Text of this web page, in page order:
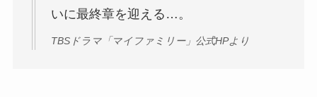
いに最終章を迎える…。
TBSドラマ「マイファミリー」公式HPより